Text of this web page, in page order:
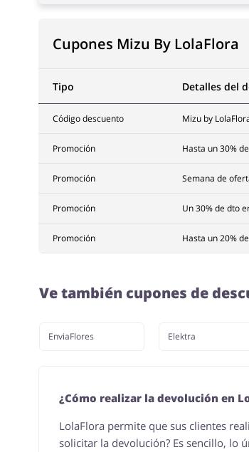
Cupones Mizu By LolaFlora
Tipo Detalles del
Código descuento Mizu by
Promoción Hasta un 30%
Promoción Semana de
Promoción Un 30% de dto
Promoción Hasta un 20%
Ve también cupones de
EnviaFlores Elektra
¿Cómo realizar la devolución en
LolaFlora permite que sus clientes
solicitar la devolución? Es sencillo, lo